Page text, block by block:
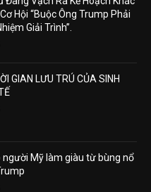
Hội “Buộc Ông Trump Phải
Giải Trình”.
GIAN LƯU TRÚ CỦA SINH
người Mỹ làm giàu từ bùng nổ